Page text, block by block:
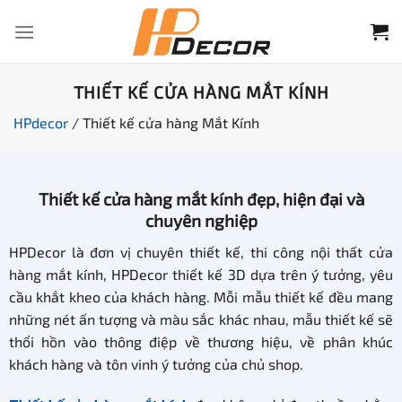
đến
THIẾT KẾ CỬA HÀNG MẮT KÍNH
HPdecor / Thiết kế cửa hàng Mắt Kính
Thiết kế cửa hàng mắt kính đẹp, hiện đại và
chuyên nghiệp
HPDecor là đơn vị chuyên thiết kế, thi công nội thất cửa
hàng mắt kính, HPDecor thiết kế 3D dựa trên ý tưởng, yêu
cầu khắt kheo của khách hàng. Mỗi mẫu thiết kế đều mang
những nét ấn tượng và màu sắc khác nhau, mẫu thiết kế sẽ
thổi hồn vào thông điệp về thương hiệu, về phân khúc
khách hàng và tôn vinh ý tưởng của chủ shop.